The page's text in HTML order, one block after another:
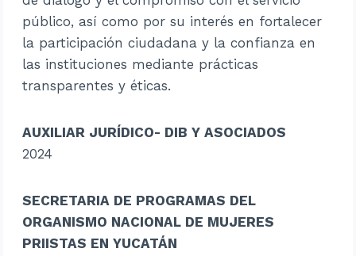
público, así como por su interés en fortalecer
la participación ciudadana y la confianza en
las instituciones mediante prácticas
transparentes y éticas.
AUXILIAR JURÍDICO- DIB Y ASOCIADOS
2024
SECRETARIA DE PROGRAMAS DEL
ORGANISMO NACIONAL DE MUJERES
PRIISTAS EN YUCATÁN